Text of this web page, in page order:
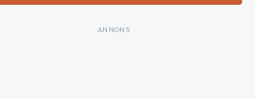
ANNONS